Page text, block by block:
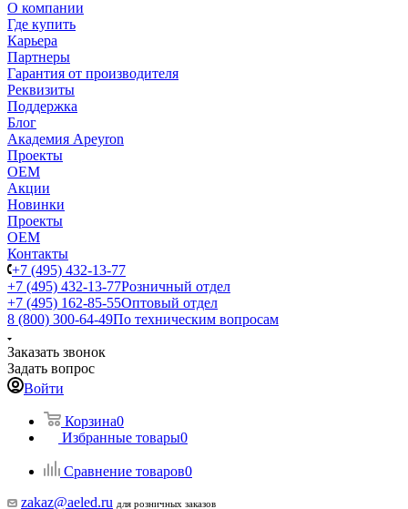
О компании
Где купить
Карьера
Партнеры
Гарантия от производителя
Реквизиты
Поддержка
Блог
Академия Apeyron
Проекты
ОЕМ
Акции
Новинки
Проекты
ОЕМ
Контакты
+7 (495) 432-13-77
+7 (495) 432-13-77Розничный отдел
+7 (495) 162-85-55Оптовый отдел
8 (800) 300-64-49По техническим вопросам
Заказать звонок
Задать вопрос
Войти
Корзина0
Избранные товары0
Сравнение товаров0
zakaz@aeled.ru для розничных заказов